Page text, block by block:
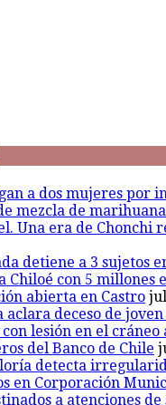
a dos mujeres por
mezcla de
Una era de Chonchi
detiene a 3 sujetos
Chiloé con 5 millones
abierta en Castro
aclara deceso de
lesión en el
del Banco de Chile
detecta
en Corporación
a atenciones de